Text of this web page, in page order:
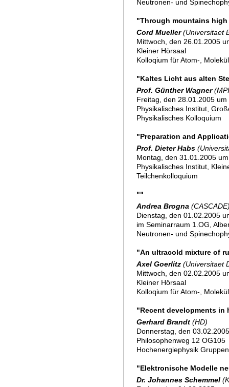
Neutronen- und
"Through mountains
Cord Mueller (Universitaet
Mittwoch, den 26.01.2005
Kleiner Hörsaal
Kolloqium für Atom-,
"Kaltes Licht aus alten
Prof. Günther Wagner
Freitag, den 28.01.2005
Physikalisches Institut,
Physikalisches Kolloquium
"Preparation and
Prof. Dieter Habs
Montag, den 31.01.2005
Physikalisches Institut,
Teilchenkolloquium
""
Andrea Brogna
Dienstag, den 01.02.2005
im Seminarraum 1.OG,
Neutronen- und
"An ultracold mixture of
Axel Goerlitz (Universitaet
Mittwoch, den 02.02.2005
Kleiner Hörsaal
Kolloqium für Atom-,
"Recent developments
Gerhard Brandt (HD)
Donnerstag, den
Philosophenweg 12 OG105
Hochenergiephysik
"Elektronische Modelle
Dr. Johannes Schemmel